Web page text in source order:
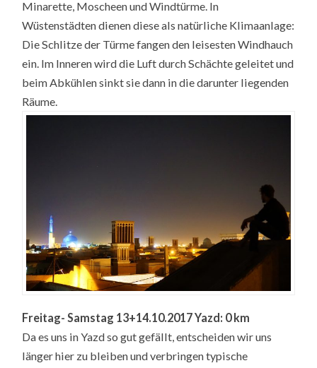
Minarette, Moscheen und Windtürme. In
Wüstenstädten dienen diese als natürliche Klimaanlage:
Die Schlitze der Türme fangen den leisesten Windhauch
ein. Im Inneren wird die Luft durch Schächte geleitet und
beim Abkühlen sinkt sie dann in die darunter liegenden
Räume.
Freitag- Samstag 13+14.10.2017 Yazd: 0 km
Da es uns in Yazd so gut gefällt, entscheiden wir uns
länger hier zu bleiben und verbringen typische